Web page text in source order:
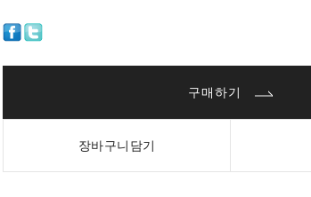
구매하기
장바구니담기